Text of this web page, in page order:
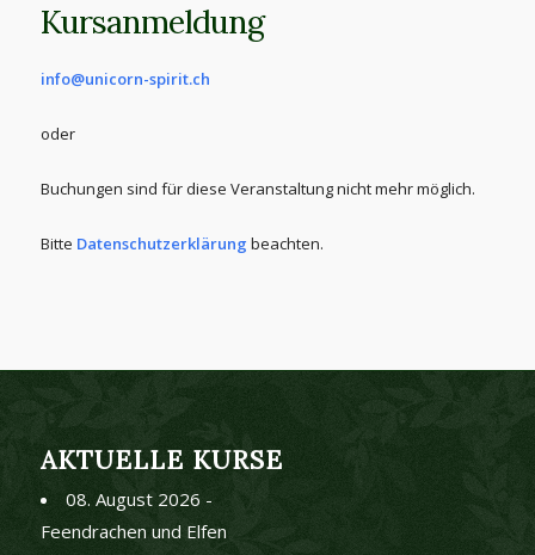
Kursanmeldung
info@unicorn-spirit.ch
oder
Buchungen sind für diese Veranstaltung nicht mehr möglich.
Bitte Datenschutzerklärung beachten.
AKTUELLE KURSE
08. August 2026 -
Feendrachen und Elfen